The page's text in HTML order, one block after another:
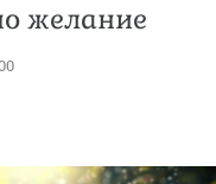
желание